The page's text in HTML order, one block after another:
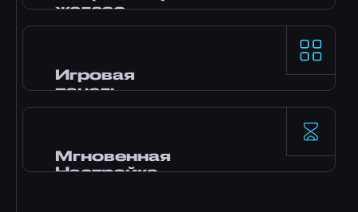
железо
однопоточную производительность для
самых требовательных игровых серверов.
Игровая
панель
менеджером, доступом к базам данных,
резервным копированием и мониторингом
Мгновенная
Настройка